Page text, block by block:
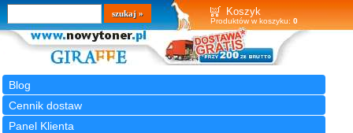
Koszyk
Produktów w koszyku: 0
Blog
Cennik dostaw
Panel Klienta
Wyszukiwarka
szukaj